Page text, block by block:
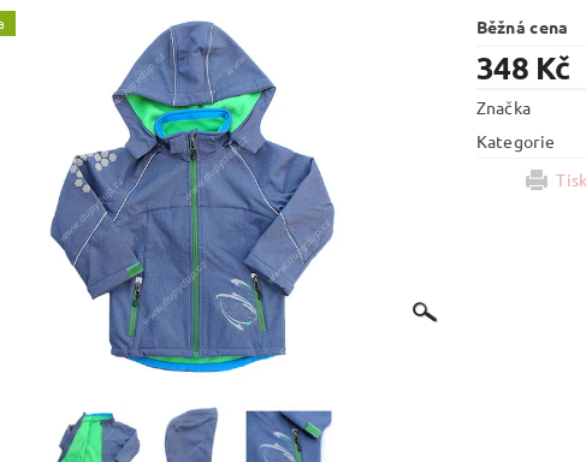
Běžná cena
348 Kč
Značka
Kategorie
Tisk